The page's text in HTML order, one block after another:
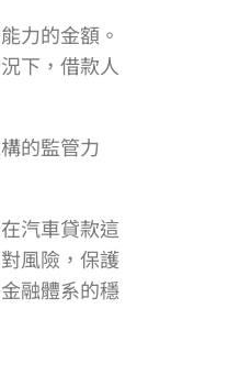
力的金額。
下，借款人
的監管力
汽車貸款這
風險，保護
融體系的穩